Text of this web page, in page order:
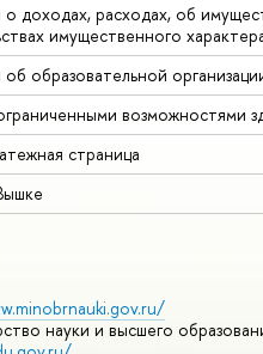
доходах, расходах, об
имущественного
образовательной
возможностями
страница
науки и высшего